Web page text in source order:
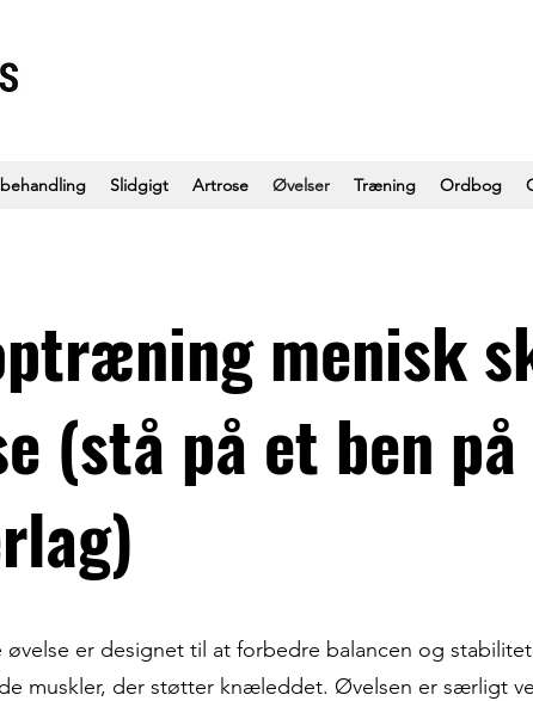
Slidgigt Artrose Øvelser Træning Ordbog
menisk
(stå på et ben
øvelse er designet til at forbedre balancen og
muskler, der støtter knæleddet. Øvelsen er særligt